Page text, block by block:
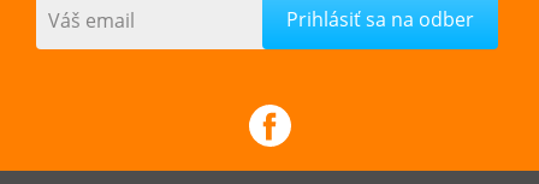
Váš email